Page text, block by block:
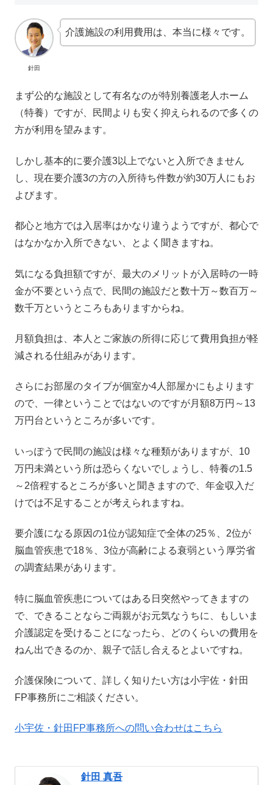
針田
介護施設の利用費用は、本当に様々です。
まず公的な施設として有名なのが特別養護老人ホーム
（特養）ですが、民間よりも安く抑えられるので多くの
方が利用を望みます。
しかし基本的に要介護3以上でないと入所できません
し、現在要介護3の方の入所待ち件数が約30万人にもお
よびます。
都心と地方では入居率はかなり違うようですが、都心で
はなかなか入所できない、とよく聞きますね。
気になる負担額ですが、最大のメリットが入居時の一時
金が不要という点で、民間の施設だと数十万～数百万～
数千万というところもありますからね。
月額負担は、本人とご家族の所得に応じて費用負担が軽
減される仕組みがあります。
さらにお部屋のタイプが個室か4人部屋かにもよります
ので、一律ということではないのですが月額8万円～13
万円台というところが多いです。
いっぽうで民間の施設は様々な種類がありますが、10
万円未満という所は恐らくないでしょうし、特養の1.5
～2倍程するところが多いと聞きますので、年金収入だ
けでは不足することが考えられますね。
要介護になる原因の1位が認知症で全体の25％、2位が
脳血管疾患で18％、3位が高齢による衰弱という厚労省
の調査結果があります。
特に脳血管疾患についてはある日突然やってきますの
で、できることならご両親がお元気なうちに、もしいま
介護認定を受けることになったら、どのくらいの費用を
ねん出できるのか、親子で話し合えるとよいですね。
介護保険について、詳しく知りたい方は小宇佐・針田
FP事務所にご相談ください。
小宇佐・針田FP事務所への問い合わせはこちら
針田 真吾